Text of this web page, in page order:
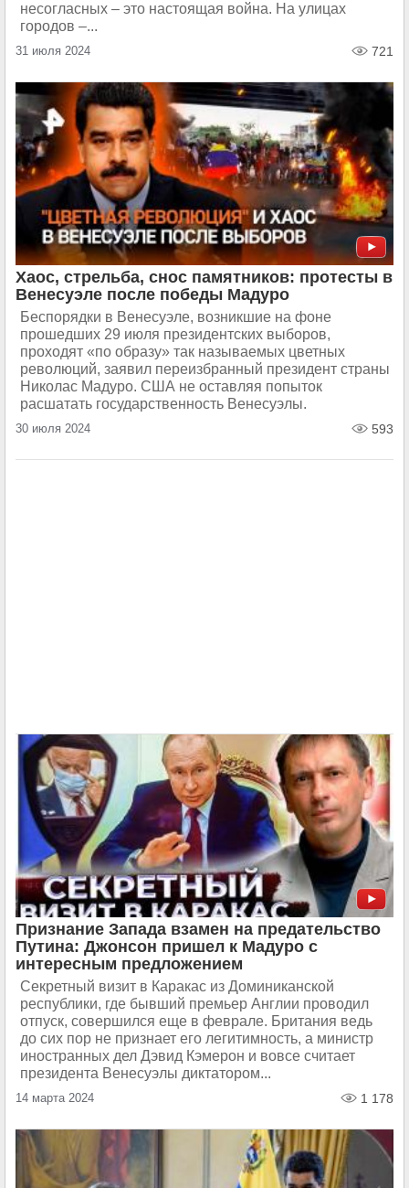
несогласных – это настоящая война. На улицах
городов –...
31 июля 2024 721
Хаос, стрельба, снос памятников: протесты в
Венесуэле после победы Мадуро
Беспорядки в Венесуэле, возникшие на фоне
прошедших 29 июля президентских выборов,
проходят «по образу» так называемых цветных
революций, заявил переизбранный президент страны
Николас Мадуро. США не оставляя попыток
расшатать государственность Венесуэлы.
30 июля 2024 593
Признание Запада взамен на предательство
Путина: Джонсон пришел к Мадуро с
интересным предложением
Секретный визит в Каракас из Доминиканской
республики, где бывший премьер Англии проводил
отпуск, совершился еще в феврале. Британия ведь
до сих пор не признает его легитимность, а министр
иностранных дел Дэвид Кэмерон и вовсе считает
президента Венесуэлы диктатором...
14 марта 2024 1 178